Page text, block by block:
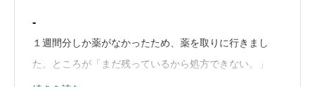
-
１週間分しか薬がなかったため、薬を取りに行きまし
た。ところが「まだ残っているから処方できない。」